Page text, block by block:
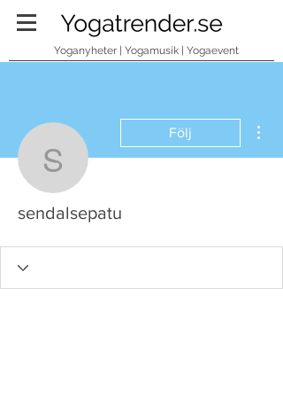
Yoganyheter | Yogamusik | Yogaevent
sendalsepatu
Följ
sendalsepatu